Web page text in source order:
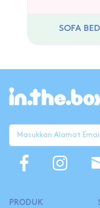
SOFA BED
PRODUK